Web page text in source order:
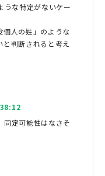
うな特定がないケー
個人の姓」のような
判断されると考え
同定可能性はなさそ